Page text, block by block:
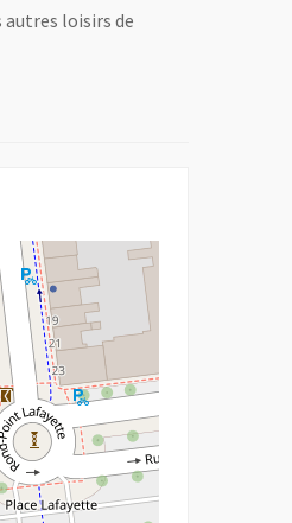
loisirs de